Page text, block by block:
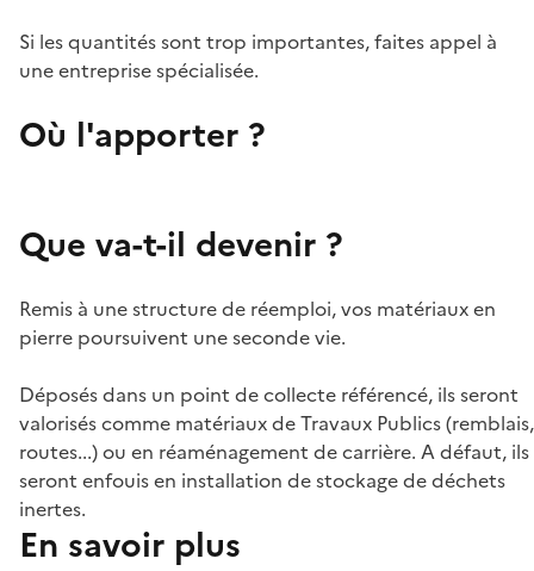
Si les quantités sont trop importantes, faites appel à
une entreprise spécialisée.
Où l'apporter ?
Que va-t-il devenir ?
Remis à une structure de réemploi, vos matériaux en
pierre poursuivent une seconde vie.
Déposés dans un point de collecte référencé, ils seront
valorisés comme matériaux de Travaux Publics (remblais,
routes...) ou en réaménagement de carrière. A défaut, ils
seront enfouis en installation de stockage de déchets
inertes.
En savoir plus